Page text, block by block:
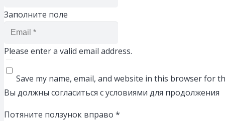
Заполните поле
Please enter a valid email address.
Save my name, email, and website in this browser for
Вы должны согласиться с условиями для продолжения
Потяните ползунок вправо *